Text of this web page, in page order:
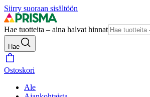
Siirry suoraan sisältöön
Hae tuotteita – aina halvat hinnat
Hae
Ostoskori
Ale